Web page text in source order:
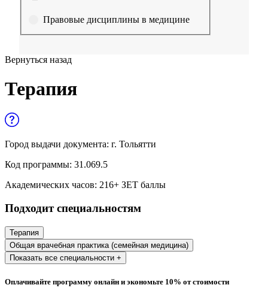
Правовые дисциплины в медицине
медицине
Образование и педагогические науки
Социология и социальная работа
и служащих
История и археология
Психологические науки
Вернуться назад
Терапия
Город выдачи документа: г. Тольятти
Код программы: 31.069.5
Академических часов: 216+ ЗЕТ баллы
Подходит специальностям
Терапия
Общая врачебная практика (семейная медицина)
Показать все специальности +
Оплачивайте программу онлайн и экономьте 10% от стоимости